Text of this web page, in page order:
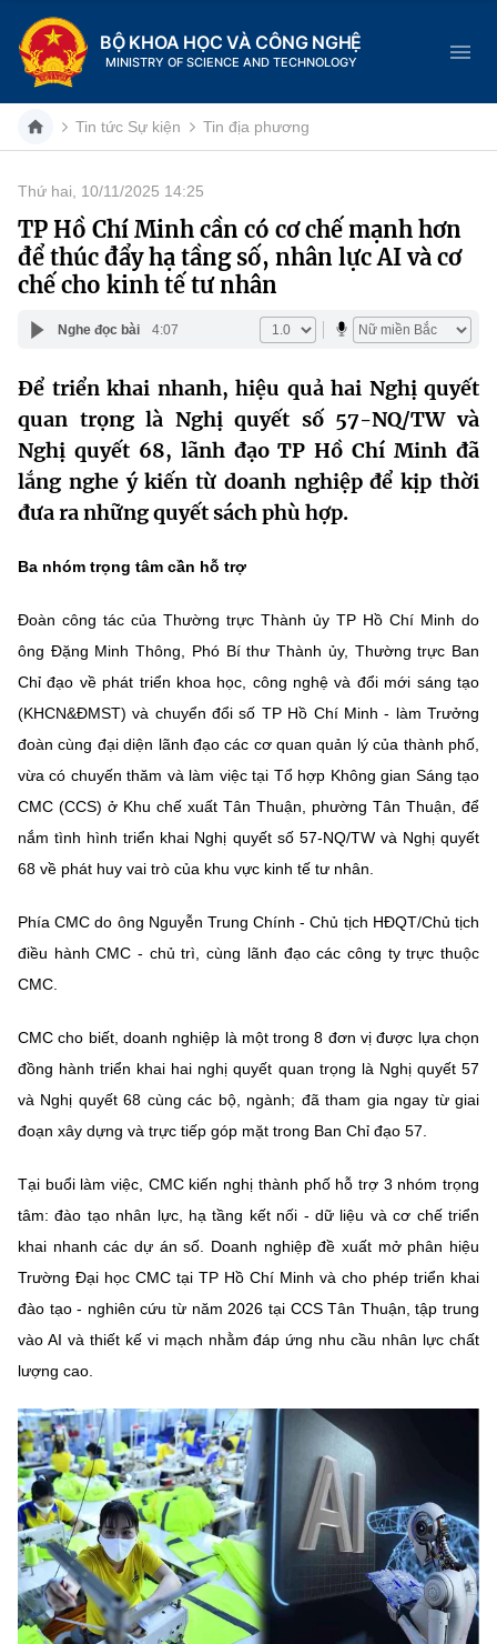
BỘ KHOA HỌC VÀ CÔNG NGHỆ
MINISTRY OF SCIENCE AND TECHNOLOGY
Danh mục
Trang chủ
Cơ cấu tổ chức
Lịch sử phát triển
Sở Khoa học và Công nghệ
Khoa học và Công nghệ
Đổi mới sáng tạo
Chuyển đổi số
Tiêu chuẩn, đo lường, chất lượng
Năng lượng nguyên tử
Tin tổng hợp
Dịch vụ công
Hệ thống văn bản
Văn bản QPPL
Văn bản chỉ đạo điều hành
Lấy ý kiến người dân về dự thảo VBQPPL
MST IOFFICE
THỐNG KÊ
Khoa học và Công nghệ
Đổi mới sáng tạo
Chuyển đổi số
Bưu chính, Viễn thông
Sở hữu trí tuệ
Năng lượng nguyên tử
Multimedia
THƯ ĐIỆN TỬ
Khác
Videos
Infographic
Ảnh
Nhiệm vụ trọng tâm
Vietnamese English
MINISTRY OF SCIENCE AND TECHNOLOGY
Điều khoản sử dụng Theo dõi MST:
Giám đốc Trung tâm Truyền thông Khoa học và Công nghệ.
Liên hệ
Điện thoại: 024 3936 9506
Email:stc@mst.gov.vn
©2026 Bản quyền thuộc Bộ Khoa Học và Công Nghệ
(Ghi rõ nguồn "https://mst.gov.vn" khi phát hành lại thông tin từ
website này)
Tin tức Sự kiện Tin địa phương
Thứ hai, 10/11/2025 14:25
TP Hồ Chí Minh cần có cơ chế mạnh hơn
để thúc đẩy hạ tầng số, nhân lực AI và cơ
chế cho kinh tế tư nhân
Nghe đọc bài 4:07
Để triển khai nhanh, hiệu quả hai Nghị quyết
quan trọng là Nghị quyết số 57-NQ/TW và
Nghị quyết 68, lãnh đạo TP Hồ Chí Minh đã
lắng nghe ý kiến từ doanh nghiệp để kịp thời
đưa ra những quyết sách phù hợp.
Ba nhóm trọng tâm cần hỗ trợ
Đoàn công tác của Thường trực Thành ủy TP Hồ Chí Minh do
ông Đặng Minh Thông, Phó Bí thư Thành ủy, Thường trực Ban
Chỉ đạo về phát triển khoa học, công nghệ và đổi mới sáng tạo
(KHCN&ĐMST) và chuyển đổi số TP Hồ Chí Minh - làm Trưởng
đoàn cùng đại diện lãnh đạo các cơ quan quản lý của thành phố,
vừa có chuyến thăm và làm việc tại Tổ hợp Không gian Sáng tạo
CMC (CCS) ở Khu chế xuất Tân Thuận, phường Tân Thuận, để
nắm tình hình triển khai Nghị quyết số 57-NQ/TW và Nghị quyết
68 về phát huy vai trò của khu vực kinh tế tư nhân.
Phía CMC do ông Nguyễn Trung Chính - Chủ tịch HĐQT/Chủ tịch
điều hành CMC - chủ trì, cùng lãnh đạo các công ty trực thuộc
CMC.
CMC cho biết, doanh nghiệp là một trong 8 đơn vị được lựa chọn
đồng hành triển khai hai nghị quyết quan trọng là Nghị quyết 57
và Nghị quyết 68 cùng các bộ, ngành; đã tham gia ngay từ giai
đoạn xây dựng và trực tiếp góp mặt trong Ban Chỉ đạo 57.
Tại buổi làm việc, CMC kiến nghị thành phố hỗ trợ 3 nhóm trọng
tâm: đào tạo nhân lực, hạ tầng kết nối - dữ liệu và cơ chế triển
khai nhanh các dự án số. Doanh nghiệp đề xuất mở phân hiệu
Trường Đại học CMC tại TP Hồ Chí Minh và cho phép triển khai
đào tạo - nghiên cứu từ năm 2026 tại CCS Tân Thuận, tập trung
vào AI và thiết kế vi mạch nhằm đáp ứng nhu cầu nhân lực chất
lượng cao.